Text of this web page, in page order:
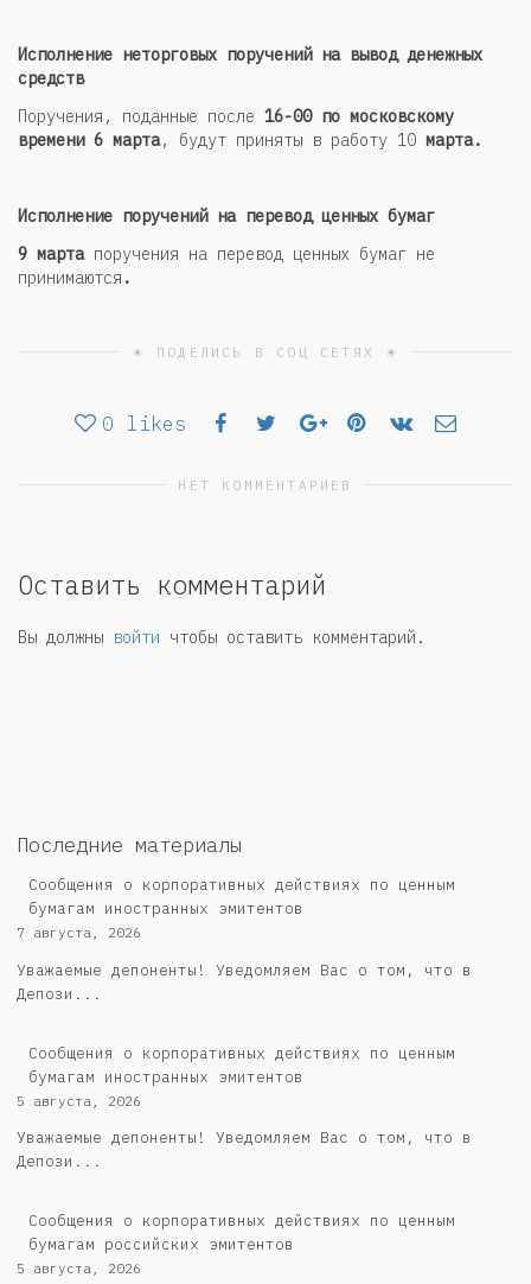
Исполнение неторговых поручений на вывод денежных
средств
Поручения, поданные после 16-00 по московскому
времени 6 марта, будут приняты в работу 10 марта.
Исполнение поручений на перевод ценных бумаг
9 мартапоручения на перевод ценных бумаг не
принимаются .
☀ ПОДЕЛИСЬ В СОЦ СЕТЯХ ☀
0 likes
НЕТ КОММЕНТАРИЕВ
Оставить комментарий
Вы должны войти чтобы оставить комментарий.
Последние материалы
Сообщения о корпоративных действиях по ценным
бумагам иностранных эмитентов
7 августа, 2026
Уважаемые депоненты! Уведомляем Вас о том, что в
Депози...
Сообщения о корпоративных действиях по ценным
бумагам иностранных эмитентов
5 августа, 2026
Уважаемые депоненты! Уведомляем Вас о том, что в
Депози...
Cообщения о корпоративных действиях по ценным
бумагам российских эмитентов
5 августа, 2026